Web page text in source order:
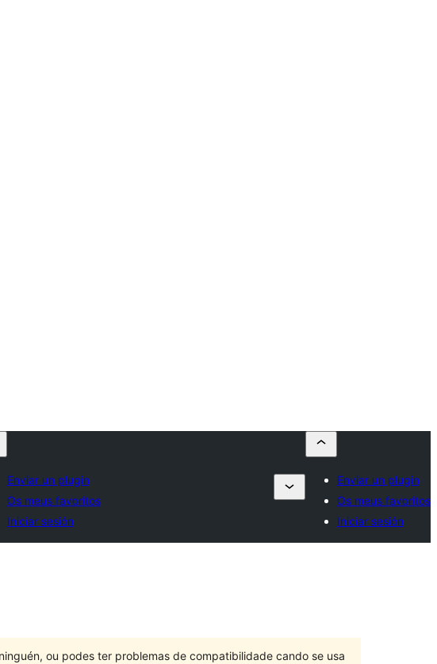
Enviar un plugin
Os meus favoritos
Iniciar sesión
Enviar un plugin
Os meus favoritos
Iniciar sesión
ou podes ter problemas de compatibilidade cando se usa